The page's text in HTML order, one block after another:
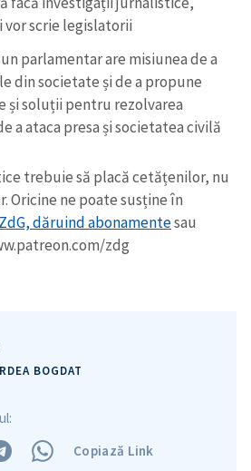
scrie legislatorii
parlamentar are misiunea de a
din societate și de a propune
și soluții pentru rezolvarea
a ataca presa și societatea civilă
trebuie să placă cetățenilor, nu
Oricine ne poate susține în
dăruind abonamentesau
zdg
BOGDAT
Copiază Link